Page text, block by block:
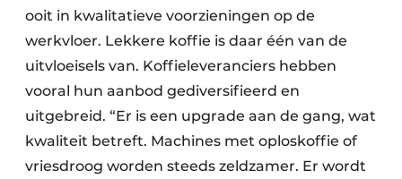
ooit in kwalitatieve voorzieningen op de
werkvloer. Lekkere koffie is daar één van de
uitvloeisels van. Koffieleveranciers hebben
vooral hun aanbod gediversifieerd en
uitgebreid. “Er is een upgrade aan de gang, wat
kwaliteit betreft. Machines met oploskoffie of
vriesdroog worden steeds zeldzamer. Er wordt